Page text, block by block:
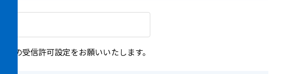
の受信許可設定をお願いいたします。